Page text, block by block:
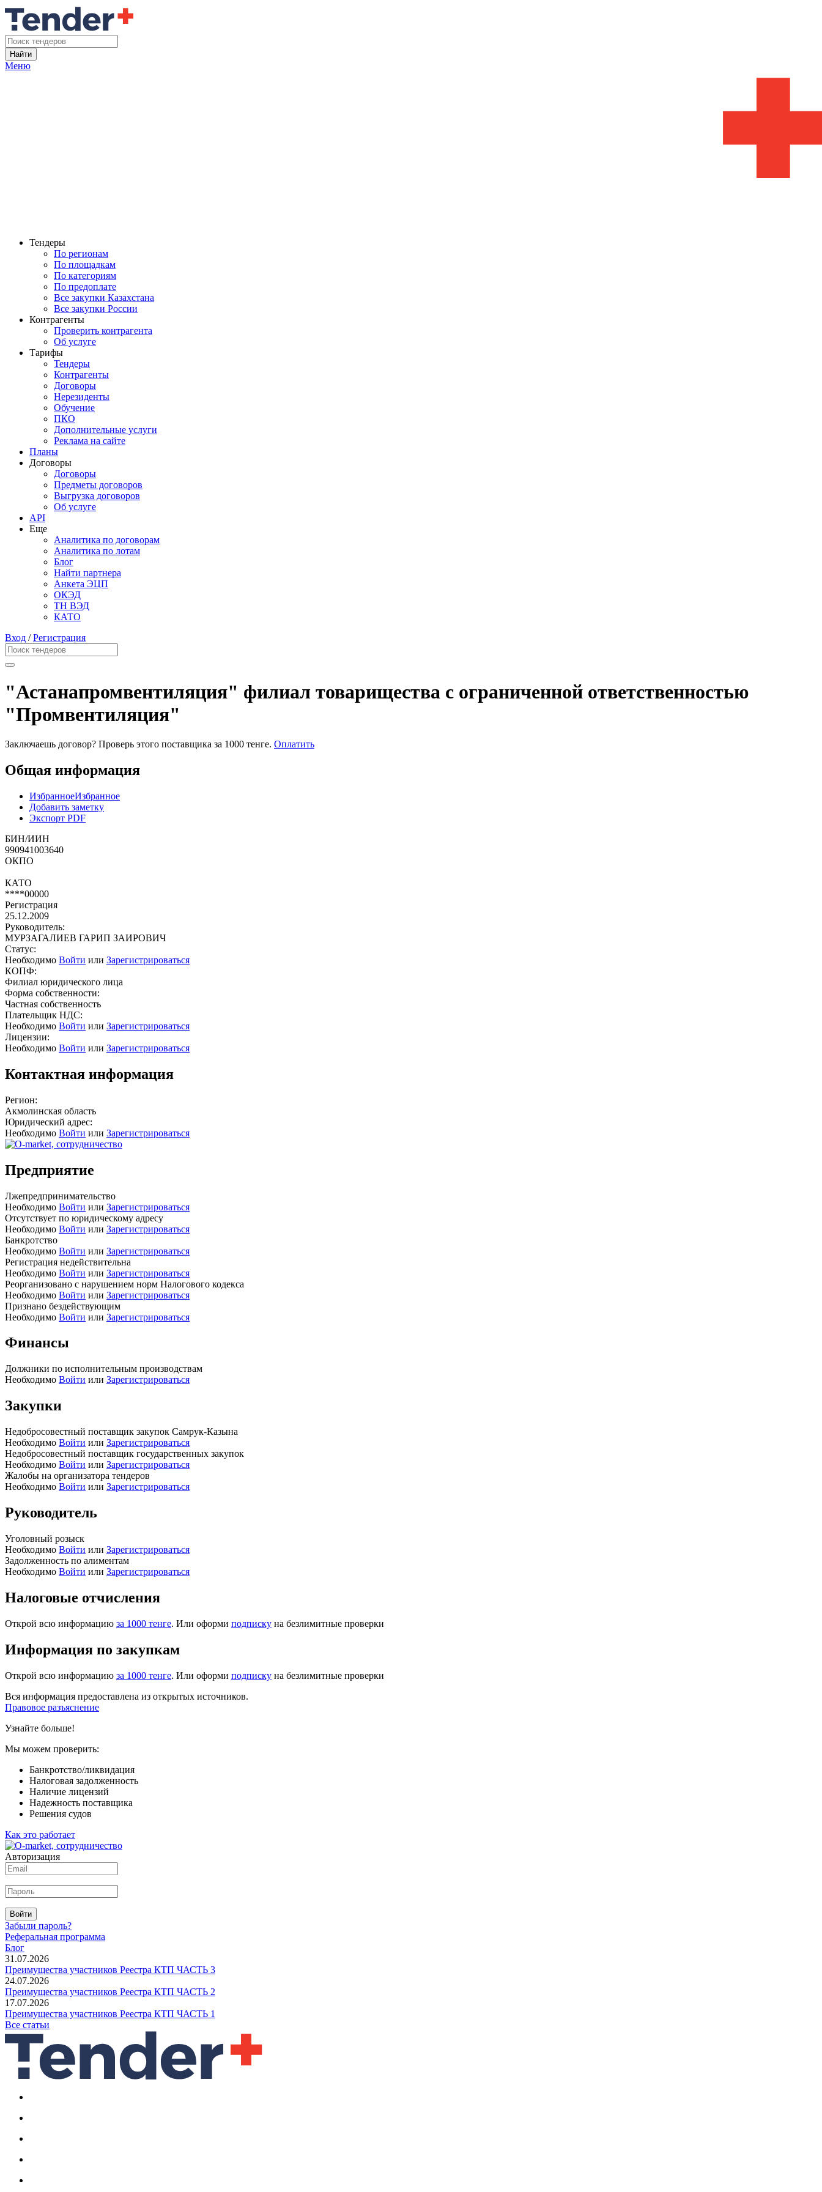
Найти
Меню
Тендеры
По регионам
По площадкам
По категориям
По предоплате
Все закупки Казахстана
Все закупки России
Контрагенты
Проверить контрагента
Об услуге
Тарифы
Тендеры
Контрагенты
Договоры
Нерезиденты
Обучение
ПКО
Дополнительные услуги
Реклама на сайте
Планы
Договоры
Договоры
Предметы договоров
Выгрузка договоров
Об услуге
API
Еще
Аналитика по договорам
Аналитика по лотам
Блог
Найти партнера
Анкета ЭЦП
ОКЭД
ТН ВЭД
КАТО
Вход /Регистрация
"Астанапромвентиляция" филиал товарищества с ограниченной ответственностью
"Промвентиляция"
Заключаешь договор? Проверь этого поставщика за 1000 тенге. Оплатить
Общая информация
ИзбранноеИзбранное
Добавить заметку
Экспорт PDF
БИН/ИИН
990941003640
ОКПО
КАТО
****00000
Регистрация
25.12.2009
Руководитель:
МУРЗАГАЛИЕВ ГАРИП ЗАИРОВИЧ
Статус:
Необходимо Войти или Зарегистрироваться
КОПФ:
Филиал юридического лица
Форма собственности:
Частная собственность
Плательщик НДС:
Необходимо Войти или Зарегистрироваться
Лицензии:
Необходимо Войти или Зарегистрироваться
Контактная информация
Регион:
Акмолинская область
Юридический адрес:
Необходимо Войти или Зарегистрироваться
Предприятие
Лжепредпринимательство
Необходимо Войти или Зарегистрироваться
Отсутствует по юридическому адресу
Необходимо Войти или Зарегистрироваться
Банкротство
Необходимо Войти или Зарегистрироваться
Регистрация недействительна
Необходимо Войти или Зарегистрироваться
Реорганизовано с нарушением норм Налогового кодекса
Необходимо Войти или Зарегистрироваться
Признано бездействующим
Необходимо Войти или Зарегистрироваться
Финансы
Должники по исполнительным производствам
Необходимо Войти или Зарегистрироваться
Закупки
Недобросовестный поставщик закупок Самрук-Казына
Необходимо Войти или Зарегистрироваться
Недобросовестный поставщик государственных закупок
Необходимо Войти или Зарегистрироваться
Жалобы на организатора тендеров
Необходимо Войти или Зарегистрироваться
Руководитель
Уголовный розыск
Необходимо Войти или Зарегистрироваться
Задолженность по алиментам
Необходимо Войти или Зарегистрироваться
Налоговые отчисления
Открой всю информацию за 1000 тенге. Или оформи подписку на безлимитные проверки
Информация по закупкам
Открой всю информацию за 1000 тенге. Или оформи подписку на безлимитные проверки
Вся информация предоставлена из открытых источников.
Правовое разъяснение
Узнайте больше!
Мы можем проверить:
Банкротство/ликвидация
Налоговая задолженность
Наличие лицензий
Надежность поставщика
Решения судов
Как это работает
Авторизация
Войти
Забыли пароль?
Реферальная программа
Блог
31.07.2026
Преимущества участников Реестра КТП ЧАСТЬ 3
24.07.2026
Преимущества участников Реестра КТП ЧАСТЬ 2
17.07.2026
Преимущества участников Реестра КТП ЧАСТЬ 1
Все статьи